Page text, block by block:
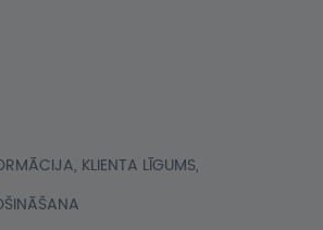
KLIENTA LĪGUMS,